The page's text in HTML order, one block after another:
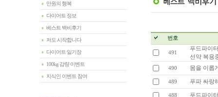
만원의 행복
다이어트 정보
베스트 백비후기
저도 시작합니다
다이어트 일기장
100kg 감량 이벤트
지식인 이벤트 참여
번호
491
푸드파이
선약 복용
490 몸을 이롭
489 푸파 싸랑
488 푸드파이